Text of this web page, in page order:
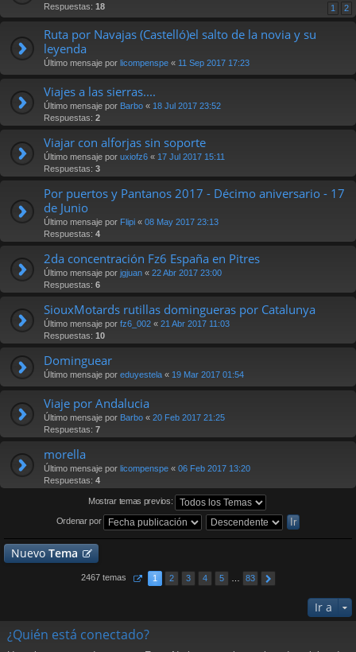
Respuestas: 18 1 2
Ruta por Navajas (Castelló)el salto de la novia y su
leyenda
Último mensaje por licompenspe « 11 Sep 2017 17:23
Viajes a las sierras....
Último mensaje por Barbo « 18 Jul 2017 23:52
Respuestas: 2
Viajar con alforjas sin soporte
Último mensaje por uxiofz6 « 17 Jul 2017 15:11
Respuestas: 3
Por puertos y Pantanos 2017 - Décimo aniversario - 17
de Junio
Último mensaje por Flipi « 08 May 2017 23:13
Respuestas: 4
2da concentración Fz6 España en Pitres
Último mensaje por jgjuan « 22 Abr 2017 23:00
Respuestas: 6
SiouxMotards rutillas domingueras por Catalunya
Último mensaje por fz6_002 « 21 Abr 2017 11:03
Respuestas: 10
Dominguear
Último mensaje por eduyestela « 19 Mar 2017 01:54
Viaje por Andalucia
Último mensaje por Barbo « 20 Feb 2017 21:25
Respuestas: 7
morella
Último mensaje por licompenspe « 06 Feb 2017 13:20
Respuestas: 4
Mostrar temas previos:
Ordenar por
Nuevo Tema
2467 temas 1 2 3 4 5 83
Ir a
¿Quién está conectado?